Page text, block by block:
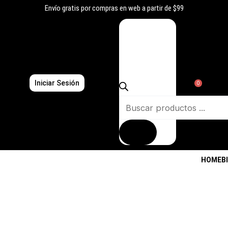
Envío gratis por compras en web a partir de $99
Iniciar Sesión
Búsqueda
0
HOME